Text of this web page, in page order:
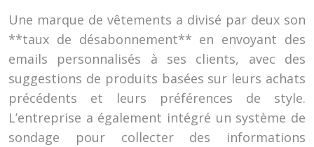
Une marque de vêtements a divisé par deux son
**taux de désabonnement** en envoyant des
emails personnalisés à ses clients, avec des
suggestions de produits basées sur leurs achats
précédents et leurs préférences de style.
L’entreprise a également intégré un système de
sondage pour collecter des informations